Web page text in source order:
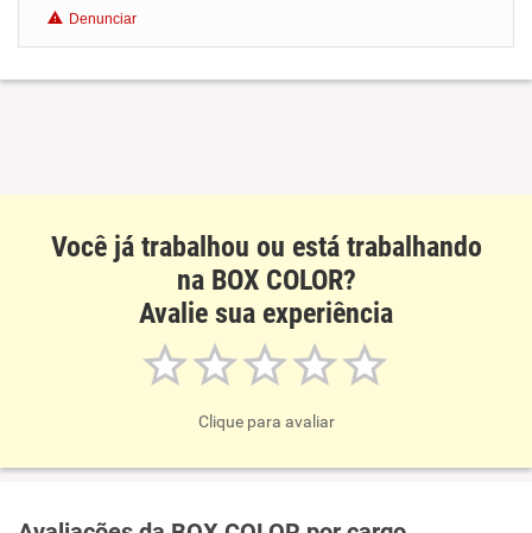
Denunciar
Você já trabalhou ou está trabalhando
na BOX COLOR?
Avalie sua experiência
Clique para avaliar